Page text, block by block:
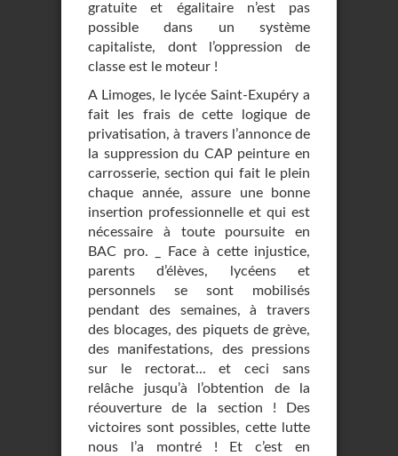
gratuite et égalitaire n’est pas
possible dans un système
capitaliste, dont l’oppression de
classe est le moteur !
A Limoges, le lycée Saint-Exupéry a
fait les frais de cette logique de
privatisation, à travers l’annonce de
la suppression du CAP peinture en
carrosserie, section qui fait le plein
chaque année, assure une bonne
insertion professionnelle et qui est
nécessaire à toute poursuite en
BAC pro. _ Face à cette injustice,
parents d’élèves, lycéens et
personnels se sont mobilisés
pendant des semaines, à travers
des blocages, des piquets de grève,
des manifestations, des pressions
sur le rectorat... et ceci sans
relâche jusqu’à l’obtention de la
réouverture de la section ! Des
victoires sont possibles, cette lutte
nous l’a montré ! Et c’est en